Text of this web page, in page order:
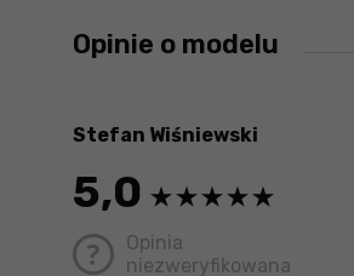
Opinie o modelu
Stefan Wiśniewski
5,0
Opinia
niezweryfikowana